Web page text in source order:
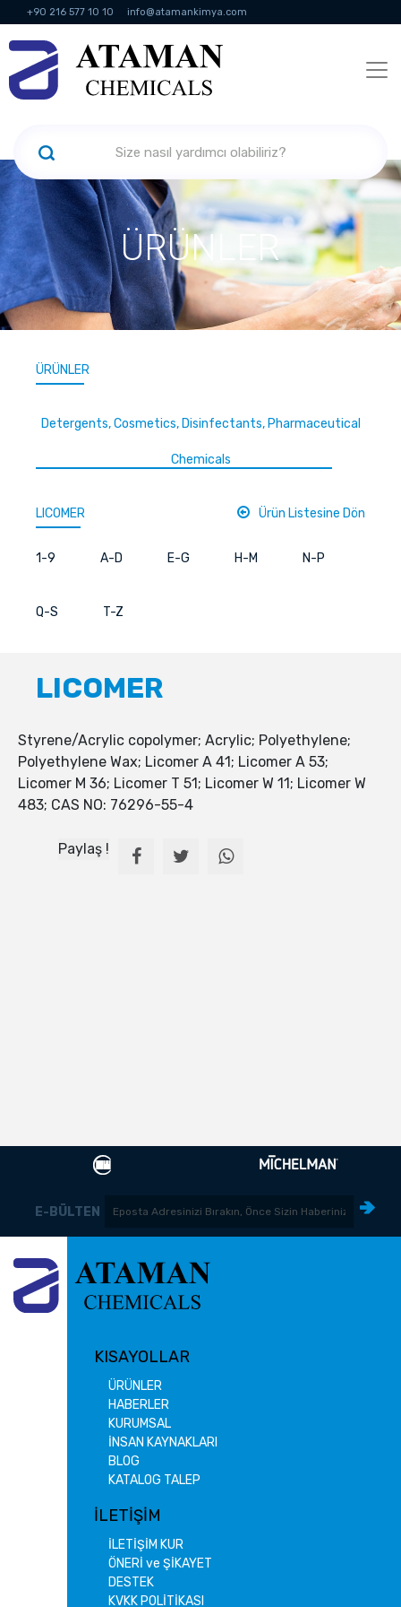
+90 216 577 10 10 info@atamankimya.com
KVKK Politikası Bilgi Toplumu Hizmetleri
ÜRÜNLER
ÜRÜNLER
Detergents, Cosmetics, Disinfectants, Pharmaceutical
Chemicals
LICOMER Ürün Listesine Dön
1-9 A-D E-G H-M N-P
Q-S T-Z
LICOMER
Styrene/Acrylic copolymer; Acrylic; Polyethylene;
Polyethylene Wax; Licomer A 41; Licomer A 53;
Licomer M 36; Licomer T 51; Licomer W 11; Licomer W
483; CAS NO: 76296-55-4
Paylaş !
E-BÜLTEN
KISAYOLLAR
ÜRÜNLER
HABERLER
KURUMSAL
İNSAN KAYNAKLARI
BLOG
KATALOG TALEP
İLETİŞİM
İLETİŞİM KUR
ÖNERİ ve ŞİKAYET
DESTEK
KVKK POLİTİKASI